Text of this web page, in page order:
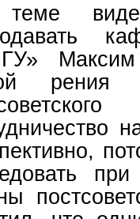
рения